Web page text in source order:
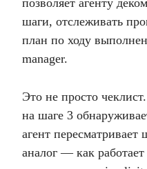
позволяет агенту
шаги, отслеживать
план по ходу
manager.
Это не просто
на шаге 3
агент
аналог — как